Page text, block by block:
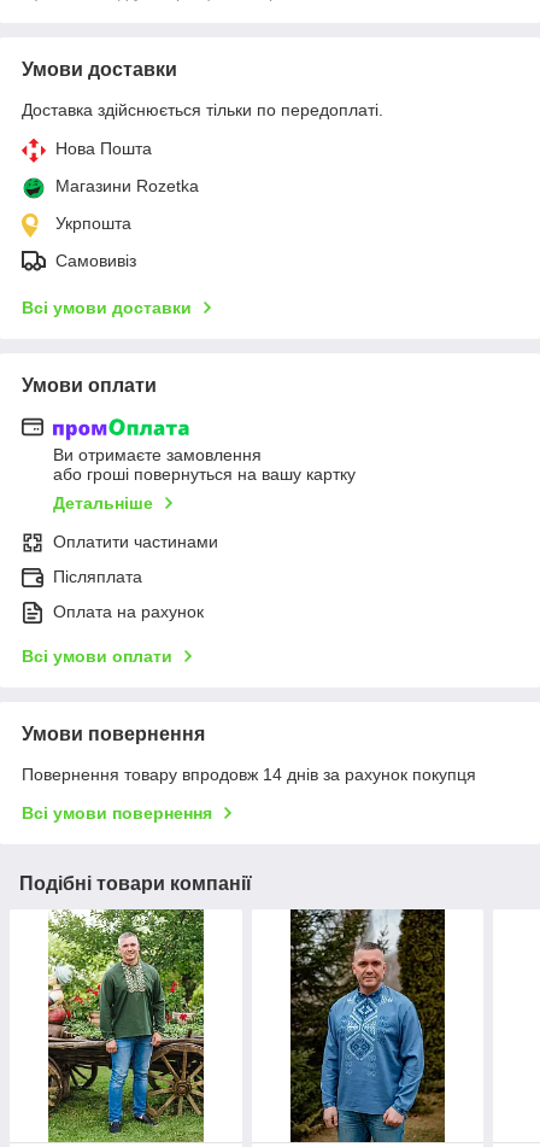
Умови доставки
Доставка здійснюється тільки по передоплаті.
Нова Пошта
Магазини Rozetka
Укрпошта
Самовивіз
Всі умови доставки
Умови оплати
Ви отримаєте замовлення
або гроші повернуться на вашу картку
Детальніше
Оплатити частинами
Післяплата
Оплата на рахунок
Всі умови оплати
Умови повернення
Повернення товару впродовж 14 днів за рахунок покупця
Всі умови повернення
Подібні товари компанії